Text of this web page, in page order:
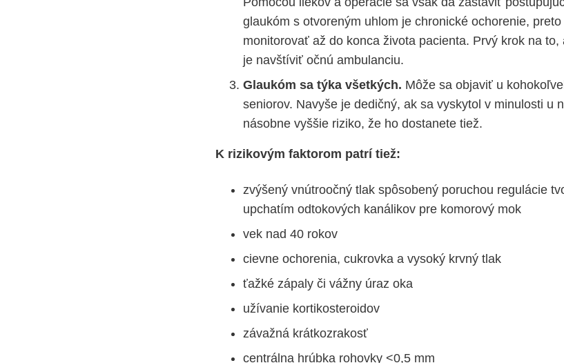
glaukóm s otvoreným uhlom je chronické ochorenie,
monitorovať až do konca života pacienta. Prvý krok na
je navštíviť očnú ambulanciu.
Glaukóm sa týka všetkých. Môže sa objaviť u
seniorov. Navyše je dedičný, ak sa vyskytol v minulosti u
násobne vyššie riziko, že ho dostanete tiež.
K rizikovým faktorom patrí tiež:
zvýšený vnútroočný tlak spôsobený poruchou regulácie
upchatím odtokových kanálikov pre komorový mok
vek nad 40 rokov
cievne ochorenia, cukrovka a vysoký krvný tlak
ťažké zápaly či vážny úraz oka
užívanie kortikosteroidov
závažná krátkozrakosť
centrálna hrúbka rohovky <0,5 mm